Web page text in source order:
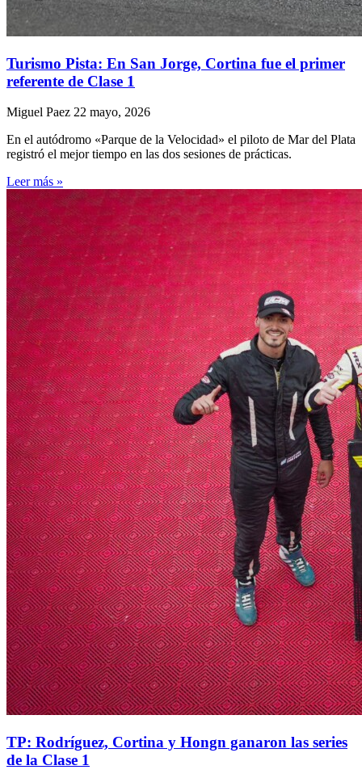
Turismo Pista: En San Jorge, Cortina fue el primer
referente de Clase 1
Miguel Paez 22 mayo, 2026
En el autódromo «Parque de la Velocidad» el piloto de Mar del Plata
registró el mejor tiempo en las dos sesiones de prácticas.
Leer más »
TP: Rodríguez, Cortina y Hongn ganaron las series
de la Clase 1